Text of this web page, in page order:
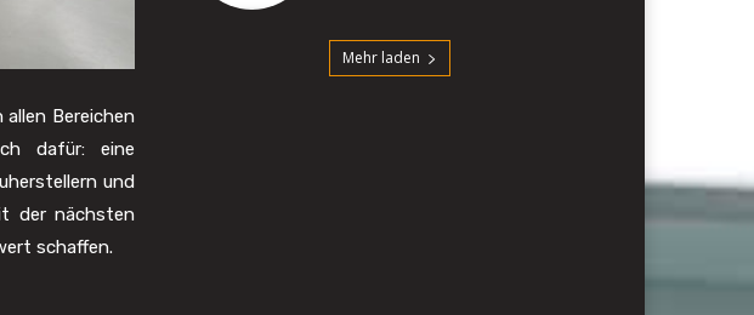
Bereichen
dafür: eine
und
der nächsten
schaffen.
Mehr laden